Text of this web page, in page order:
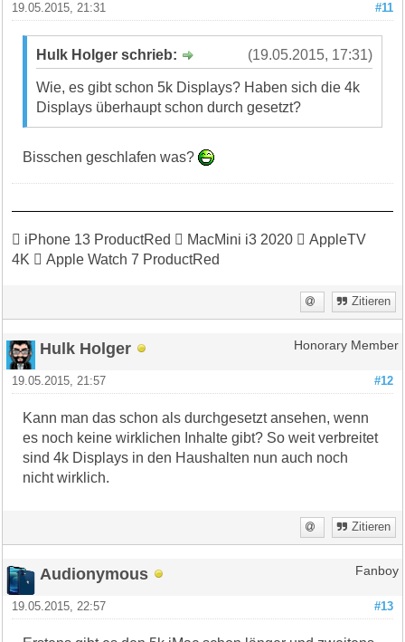
#11
19.05.2015, 21:31
(19.05.2015, 17:31)
Hulk Holger schrieb:
Wie, es gibt schon 5k Displays? Haben sich die 4k
Displays überhaupt schon durch gesetzt?
Bisschen geschlafen was?
 iPhone 13 ProductRed  MacMini i3 2020  AppleTV
4K  Apple Watch 7 ProductRed
Zitieren
Hulk Holger Honorary Member
#12
19.05.2015, 21:57
Kann man das schon als durchgesetzt ansehen, wenn
es noch keine wirklichen Inhalte gibt? So weit verbreitet
sind 4k Displays in den Haushalten nun auch noch
nicht wirklich.
Zitieren
Audionymous Fanboy
#13
19.05.2015, 22:57